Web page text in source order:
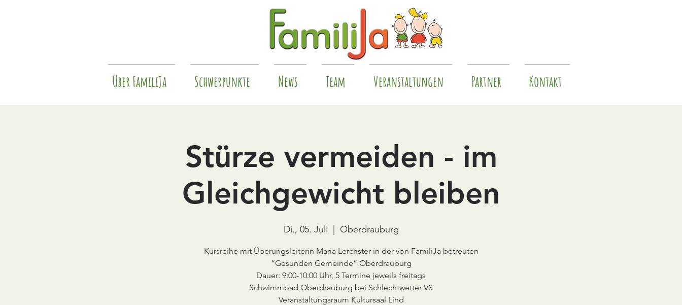
Über FamiliJa Schwerpunkte News Team Veranstaltungen Partner Kontakt
Stürze vermeiden - im
Gleichgewicht bleiben
Di., 05. Juli Oberdrauburg
Kursreihe mit Überungsleiterin Maria Lerchster in der von FamiliJa betreuten
“Gesunden Gemeinde” Oberdrauburg
Dauer: 9:00-10:00 Uhr, 5 Termine jeweils freitags
Schwimmbad Oberdrauburg bei Schlechtwetter VS
Veranstaltungsraum Kultursaal Lind